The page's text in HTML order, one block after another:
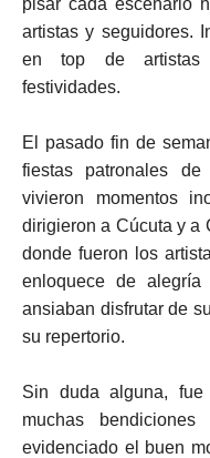
pisar cada escenario
artistas y seguidores.
en top de artistas
festividades.
El pasado fin de
fiestas patronales
vivieron momentos
dirigieron a Cúcuta y a
donde fueron los
enloquece de
ansiaban disfrutar de
su repertorio.
Sin duda alguna,
muchas
evidenciado el buen